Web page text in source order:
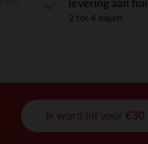
aan te passen en te
levering aan
2 tot 4 dagen
Ik word lid voor €30